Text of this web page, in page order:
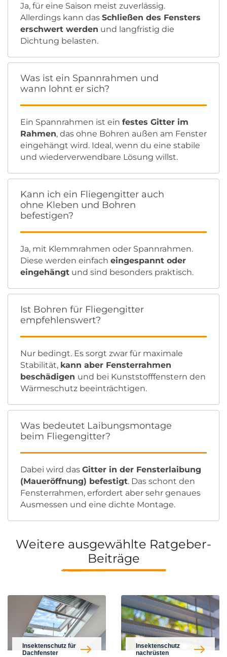
Ja, für eine Saison meist zuverlässig.
Allerdings kann das Schließen des Fensters
erschwert werden und langfristig die
Dichtung belasten.
Was ist ein Spannrahmen und
wann lohnt er sich?
Ein Spannrahmen ist ein festes Gitter im
Rahmen, das ohne Bohren außen am Fenster
eingehängt wird. Ideal, wenn du eine stabile
und wiederverwendbare Lösung willst.
Kann ich ein Fliegengitter auch
ohne Kleben und Bohren
befestigen?
Ja, mit Klemmrahmen oder Spannrahmen.
Diese werden einfach eingespannt oder
eingehängt und sind besonders praktisch.
Ist Bohren für Fliegengitter
empfehlenswert?
Nur bedingt. Es sorgt zwar für maximale
Stabilität, kann aber Fensterrahmen
beschädigen und bei Kunststofffenstern den
Wärmeschutz beeinträchtigen.
Was bedeutet Laibungsmontage
beim Fliegengitter?
Dabei wird das Gitter in der Fensterlaibung
(Maueröffnung) befestigt. Das schont den
Fensterrahmen, erfordert aber sehr genaues
Ausmessen und eine dichte Montage.
Weitere ausgewählte Ratgeber-
Beiträge
Insektenschutz für
Dachfenster
Insektenschutz
nachrüsten